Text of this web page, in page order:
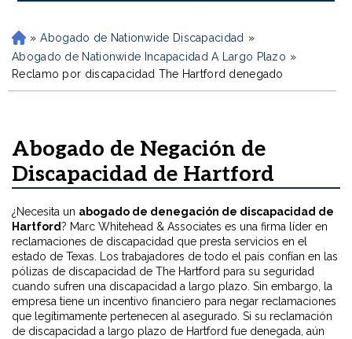
H
o
m
e
» Abogado de Nationwide Discapacidad »
Abogado de Nationwide Incapacidad A Largo Plazo »
Reclamo por discapacidad The Hartford denegado
Abogado de Negación de
Discapacidad de Hartford
¿Necesita un abogado de denegación de discapacidad de
Hartford? Marc Whitehead & Associates es una firma líder en
reclamaciones de discapacidad que presta servicios en el
estado de Texas. Los trabajadores de todo el país confían en las
pólizas de discapacidad de The Hartford para su seguridad
cuando sufren una discapacidad a largo plazo. Sin embargo, la
empresa tiene un incentivo financiero para negar reclamaciones
que legítimamente pertenecen al asegurado. Si su reclamación
de discapacidad a largo plazo de Hartford fue denegada, aún